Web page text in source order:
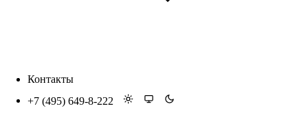
Контакты
+7 (495) 649-8-222